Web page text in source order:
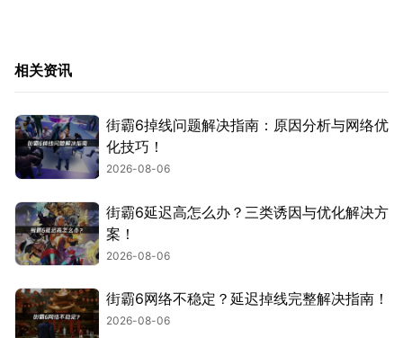
相关资讯
街霸6掉线问题解决指南：原因分析与网络优
化技巧！
2026-08-06
街霸6延迟高怎么办？三类诱因与优化解决方
案！
2026-08-06
街霸6网络不稳定？延迟掉线完整解决指南！
2026-08-06